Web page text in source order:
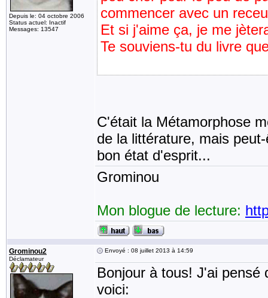
Depuis le: 04 octobre 2006
Status actuel: Inactif
Messages: 13547
commencer avec un
Et si j'aime ça, je me
Te souviens-tu du livre
C'était la Métamorphose
de la littérature, mais
bon état d'esprit...
Grominou
Mon blogue de lecture:
Grominou2
Déclamateur
Envoyé : 08 juillet 2013 à 14:59
Bonjour à tous! J'ai
voici: